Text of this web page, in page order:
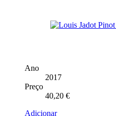
Ano
2017
Preço
40,20 €
Adicionar